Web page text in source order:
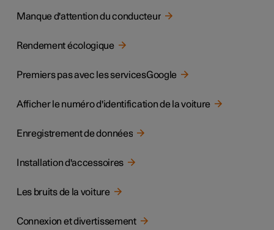
Manque d'attention du conducteur
Rendement écologique
Premiers pas avec les servicesGoogle
Afficher le numéro d'identification de la voiture
Enregistrement de données
Installation d'accessoires
Les bruits de la voiture
Connexion et divertissement